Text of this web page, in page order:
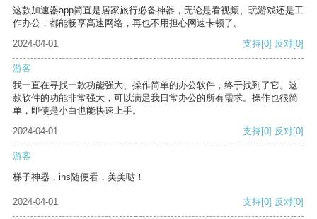
这款加速器app简直是居家旅行必备神器，无论是看视频、玩游戏还是工
作办公，都能畅享高速网络，再也不用担心网速卡顿了。
2024-04-01
支持[0] 反对[0]
游客
我一直在寻找一款功能强大、操作简单的办公软件，终于找到了它。这
款软件的功能非常强大，可以满足我日常办公的所有需求。操作也很简
单，即使是小白也能快速上手。
2024-04-01
支持[0] 反对[0]
游客
梯子神器，ins随便看，美美哒！
2024-04-01 支持[0] 反对[0]